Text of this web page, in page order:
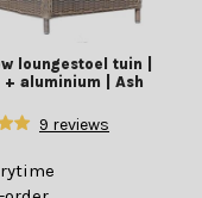
loungestoel tuin |
aluminium | Ash
9 reviews